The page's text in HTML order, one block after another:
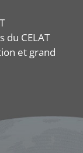
du CELAT
et grand